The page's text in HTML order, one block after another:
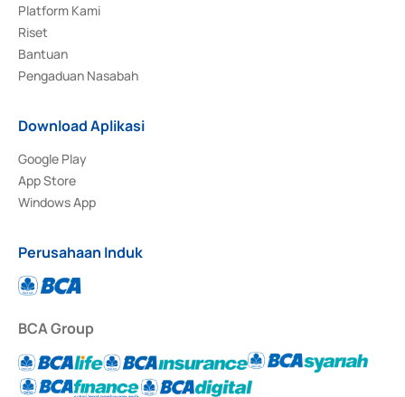
Platform Kami
Riset
Bantuan
Pengaduan Nasabah
Download Aplikasi
Google Play
App Store
Windows App
Perusahaan Induk
BCA Group